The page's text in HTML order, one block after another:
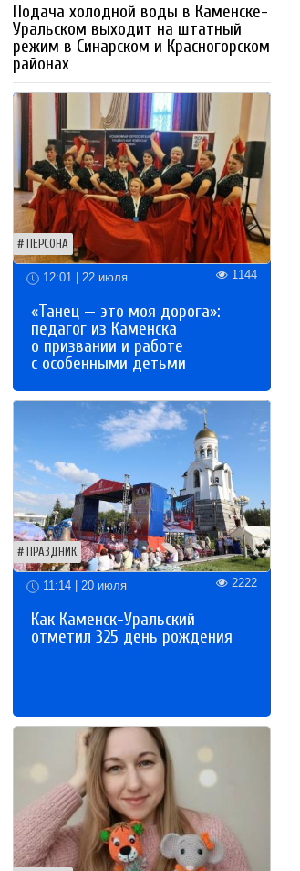
Подача холодной воды в Каменске-
Уральском выходит на штатный
режим в Синарском и Красногорском
районах
ПЕРСОНА
12:01 | 22 июля 1144
«Танец — это моя дорога»:
педагог из Каменска
о призвании и работе
с особенными детьми
ПРАЗДНИК
11:14 | 20 июля 2222
Как Каменск-Уральский
отметил 325 день рождения